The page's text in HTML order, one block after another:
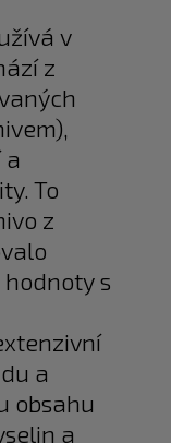
v
z
a
To
z
s
a
obsahu
a